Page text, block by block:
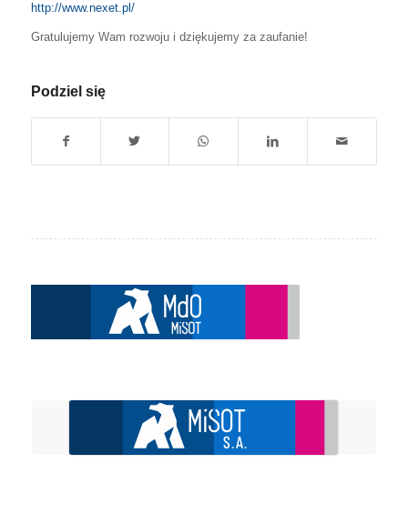
http://www.nexet.pl/
Gratulujemy Wam rozwoju i dziękujemy za zaufanie!
Podziel się